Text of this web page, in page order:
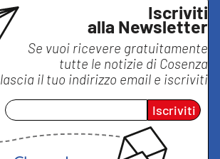
Iscriviti
alla Newsletter
Se vuoi ricevere gratuitamente
tutte le notizie di Cosenza
lascia il tuo indirizzo email e iscriviti
Iscriviti